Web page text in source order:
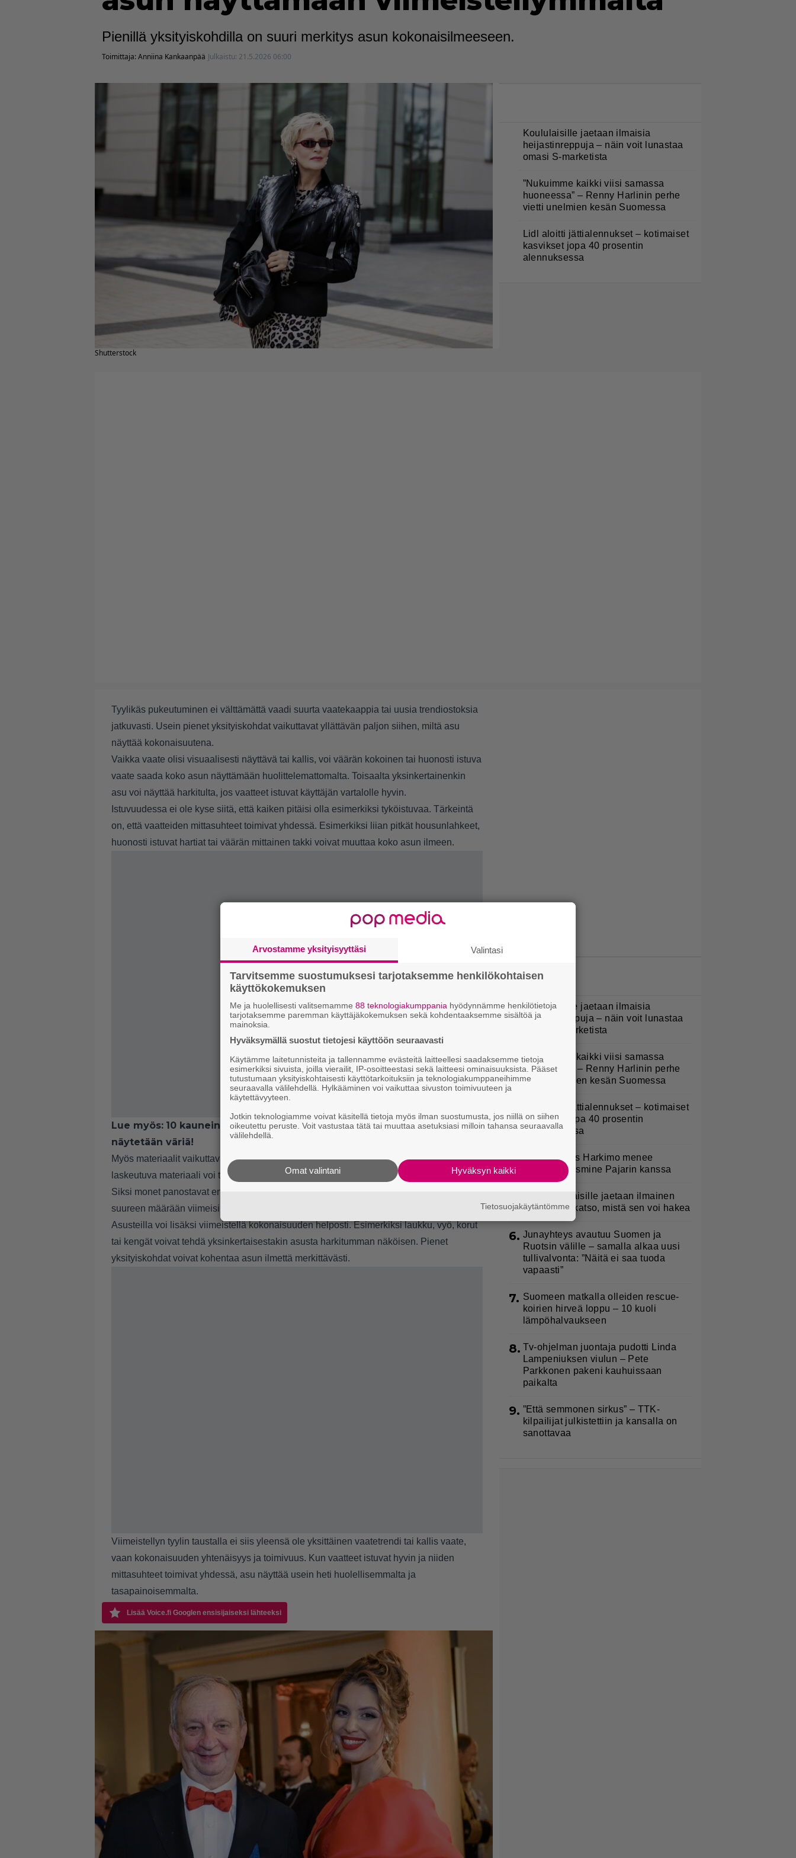
Pienillä yksityiskohdilla on suuri merkitys asun kokonaisilmeeseen.
Toimittaja:Anniina Kankaanpää Julkaistu: 21.5.2026 06:00
Shutterstock
Koululaisille jaetaan ilmaisia
heijastinreppuja – näin voit lunastaa
omasi S-marketista
”Nukuimme kaikki viisi samassa
huoneessa” – Renny Harlinin perhe
vietti unelmien kesän Suomessa
Lidl aloitti jättialennukset – kotimaiset
kasvikset jopa 40 prosentin
alennuksessa
Tyylikäs pukeutuminen ei välttämättä vaadi suurta vaatekaappia tai uusia trendiostoksia
jatkuvasti. Usein pienet yksityiskohdat vaikuttavat yllättävän paljon siihen, miltä asu
näyttää kokonaisuutena.
Vaikka vaate olisi visuaalisesti näyttävä tai kallis, voi väärän kokoinen tai huonosti istuva
vaate saada koko asun näyttämään huolittelemattomalta. Toisaalta yksinkertainenkin
asu voi näyttää harkitulta, jos vaatteet istuvat käyttäjän vartalolle hyvin.
Istuvuudessa ei ole kyse siitä, että kaiken pitäisi olla esimerkiksi tyköistuvaa. Tärkeintä
on, että vaatteiden mittasuhteet toimivat yhdessä. Esimerkiksi liian pitkät housunlahkeet,
huonosti istuvat hartiat tai väärän mittainen takki voivat muuttaa koko asun ilmeen.
Lue myös: 10 kauneinta treenivaatetta, jotka motivoivat liikkeelle – nyt
näytetään väriä!
Myös materiaalit vaikuttavat siihen, miltä asu näyttää. Ryppyinen kangas tai huonosti
laskeutuva materiaali voi tehdä muuten toimivasta kokonaisuudesta epäsiistin näköisen.
Siksi monet panostavat ennemmin muutamaan laadukkaalta tuntuvaan vaatteeseen kuin
suureen määrään viimeisimpien trendien mukaisia vaatteita.
Asusteilla voi lisäksi viimeistellä kokonaisuuden helposti. Esimerkiksi laukku, vyö, korut
tai kengät voivat tehdä yksinkertaisestakin asusta harkitumman näköisen. Pienet
yksityiskohdat voivat kohentaa asun ilmettä merkittävästi.
Viimeistellyn tyylin taustalla ei siis yleensä ole yksittäinen vaatetrendi tai kallis vaate,
vaan kokonaisuuden yhtenäisyys ja toimivuus. Kun vaatteet istuvat hyvin ja niiden
mittasuhteet toimivat yhdessä, asu näyttää usein heti huolellisemmalta ja
tasapainoisemmalta.
Lisää Voice.fi Googlen ensisijaiseksi lähteeksi
1.
Koululaisille jaetaan ilmaisia
heijastinreppuja – näin voit lunastaa
omasi S-marketista
2. ”Nukuimme kaikki viisi samassa
huoneessa” – Renny Harlinin perhe
vietti unelmien kesän Suomessa
Lidl aloitti jättialennukset – kotimaiset
kasvikset jopa 40 prosentin
alennuksessa
4. Uuno: Hjallis Harkimo menee
naimisiin Jasmine Pajarin kanssa
Ekaluokkalaisille jaetaan ilmainen
kotiavain – katso, mistä sen voi hakea
6. Junayhteys avautuu Suomen ja
Ruotsin välille – samalla alkaa uusi
tullivalvonta: ”Näitä ei saa tuoda
vapaasti”
7. Suomeen matkalla olleiden rescue-
koirien hirveä loppu – 10 kuoli
lämpöhalvaukseen
8. Tv-ohjelman juontaja pudotti Linda
Lampeniuksen viulun – Pete
Parkkonen pakeni kauhuissaan
paikalta
9. ”Että semmonen sirkus” – TTK-
kilpailijat julkistettiin ja kansalla on
sanottavaa
Arvostamme yksityisyyttäsi Valintasi
Tarvitsemme suostumuksesi tarjotaksemme henkilökohtaisen
käyttökokemuksen
Me ja huolellisesti valitsemamme 88 teknologiakumppania hyödynnämme henkilötietoja
tarjotaksemme paremman käyttäjäkokemuksen sekä kohdentaaksemme sisältöä ja
mainoksia.
Hyväksymällä suostut tietojesi käyttöön seuraavasti
Käytämme laitetunnisteita ja tallennamme evästeitä laitteellesi saadaksemme tietoja
esimerkiksi sivuista, joilla vierailit, IP-osoitteestasi sekä laitteesi ominaisuuksista. Pääset
tutustumaan yksityiskohtaisesti käyttötarkoituksiin ja teknologiakumppaneihimme
seuraavalla välilehdellä. Hylkääminen voi vaikuttaa sivuston toimivuuteen ja
käytettävyyteen.
Jotkin teknologiamme voivat käsitellä tietoja myös ilman suostumusta, jos niillä on siihen
oikeutettu peruste. Voit vastustaa tätä tai muuttaa asetuksiasi milloin tahansa seuraavalla
välilehdellä.
Hyväksyn kaikki
Omat valintani
Tietosuojakäytäntömme